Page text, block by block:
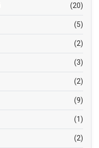
(20)
(5)
(2)
(3)
(2)
(9)
(1)
(2)